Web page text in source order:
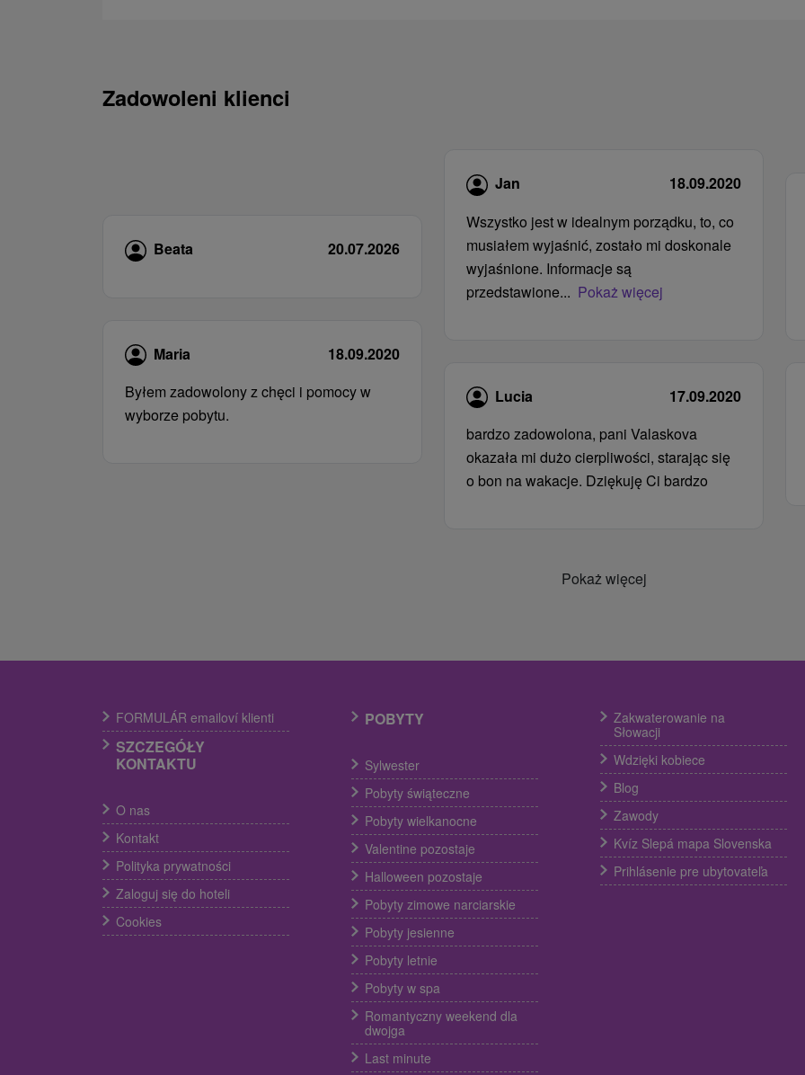
Zadowoleni klienci
Beata 20.07.2026
Maria
18.09.2020
Byłem zadowolony z chęci i pomocy w
wyborze pobytu.
Jan
18.09.2020
Wszystko jest w idealnym porządku, to, co
musiałem wyjaśnić, zostało mi doskonale
wyjaśnione. Informacje są
przedstawione... Pokaż więcej
Lucia
17.09.2020
bardzo zadowolona, ​​pani Valaskova
okazała mi dużo cierpliwości, starając się
o bon na wakacje. Dziękuję Ci bardzo
Pokaż więcej
FORMULÁR emailoví klienti
SZCZEGÓŁY
KONTAKTU
O nas
Kontakt
Polityka prywatności
Zaloguj się do hoteli
Cookies
POBYTY
Sylwester
Pobyty świąteczne
Pobyty wielkanocne
Valentine pozostaje
Halloween pozostaje
Pobyty zimowe narciarskie
Pobyty jesienne
Pobyty letnie
Pobyty w spa
Romantyczny weekend dla
dwojga
Last minute
Zakwaterowanie na
Słowacji
Wdzięki kobiece
Blog
Zawody
Kvíz Slepá mapa Slovenska
Prihlásenie pre ubytovateľa